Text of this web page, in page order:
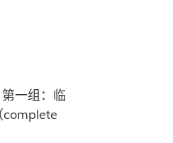
一组：临
complete